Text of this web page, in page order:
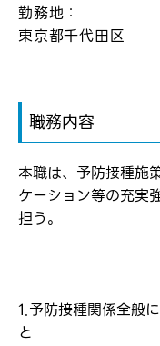
勤務地：
東京都千代田区
職務内容
本職は、予防接種施
ケーション等の充実
担う。
1.予防接種関係全般
と